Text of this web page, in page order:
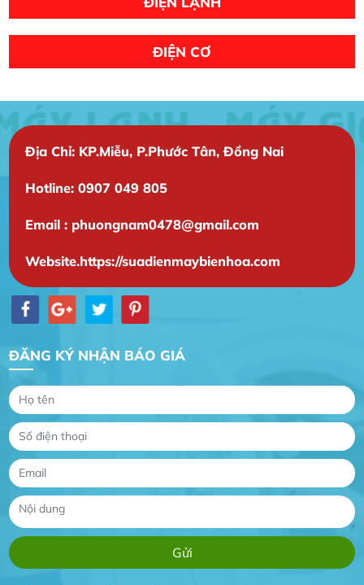
ĐIỆN CƠ
Địa Chỉ: KP.Miễu, P.Phước Tân, Đồng Nai
Hotline: 0907 049 805
Email : phuongnam0478@gmail.com
Website.https://suadienmaybienhoa.com
ĐĂNG KÝ NHẬN BÁO GIÁ
Gia Đình lắp máy nóng lạnh
website
Dự án nhà phố đẹp lên nhờ đội thợ điện từ dịch
Tôi hài lòng quấn motor đẹp và đúng ý
Công Trình lắp hệ thống máy lạnh